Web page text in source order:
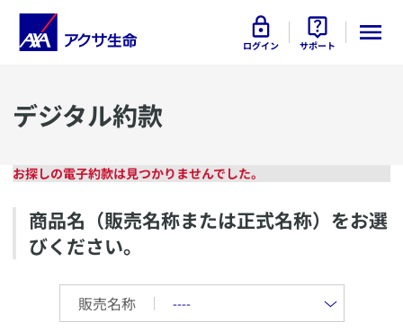
ログイン サポート
デジタル約款
お探しの電子約款は見つかりませんでした。
商品名（販売名称または正式名称）をお選
びください。
販売名称